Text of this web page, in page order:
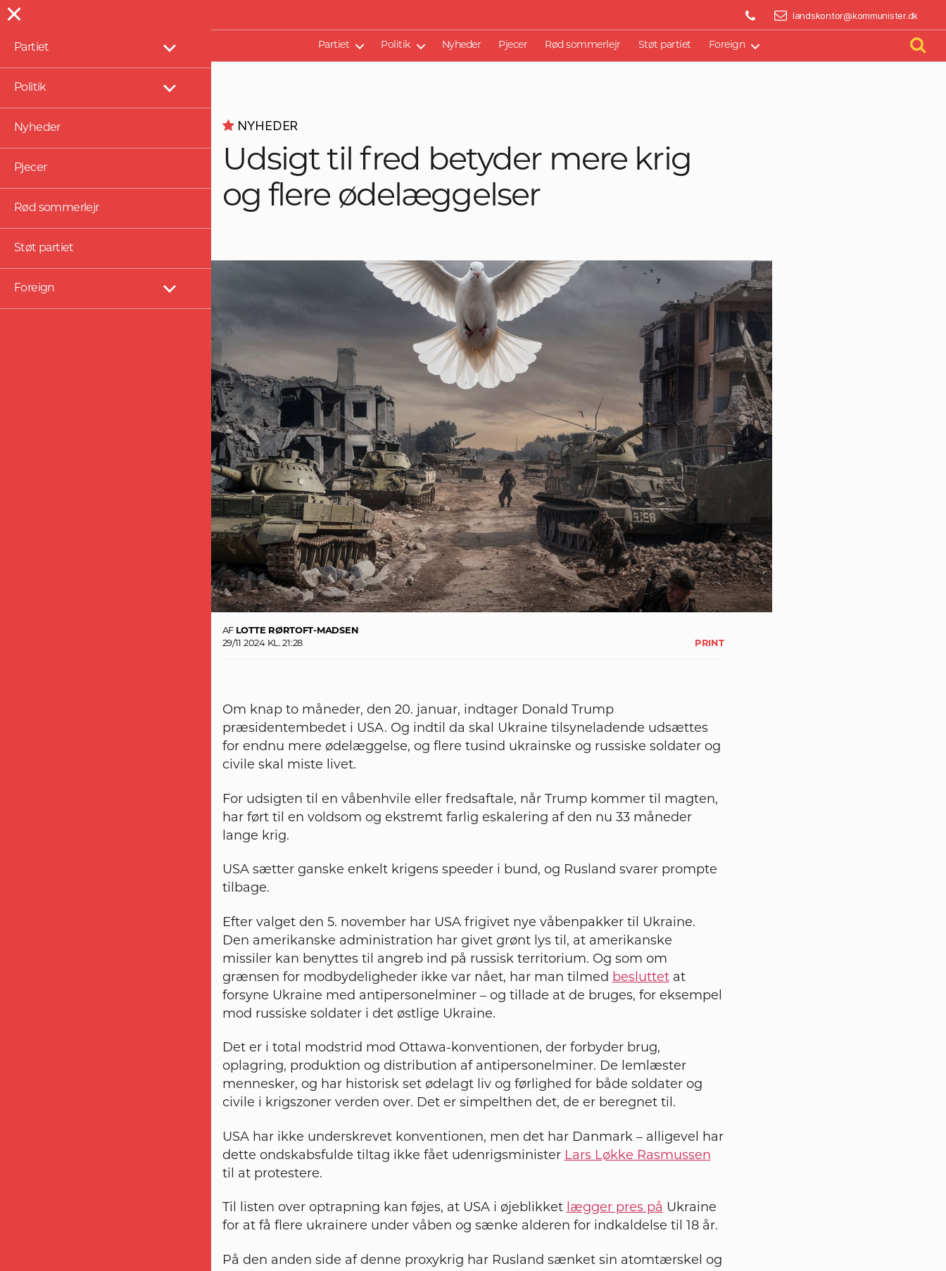
landskontor@kommunister.dk
Partiet Politik Nyheder Pjecer Rød sommerlejr Støt partiet Foreign
BLIV AKTIV
Partiet
Vis
undermenu
Politik
Vis
undermenu
Nyheder
Pjecer
Rød sommerlejr
Støt partiet
Foreign
Vis
undermenu
NYHEDER
Udsigt til fred betyder mere krig
og flere ødelæggelser
AF LOTTE RØRTOFT-MADSEN
29/11 2024 KL. 21:28
PRINT
Om knap to måneder, den 20. januar, indtager Donald Trump
præsidentembedet i USA. Og indtil da skal Ukraine tilsyneladende udsættes
for endnu mere ødelæggelse, og flere tusind ukrainske og russiske soldater og
civile skal miste livet.
For udsigten til en våbenhvile eller fredsaftale, når Trump kommer til magten,
har ført til en voldsom og ekstremt farlig eskalering af den nu 33 måneder
lange krig.
USA sætter ganske enkelt krigens speeder i bund, og Rusland svarer prompte
tilbage.
Efter valget den 5. november har USA frigivet nye våbenpakker til Ukraine.
Den amerikanske administration har givet grønt lys til, at amerikanske
missiler kan benyttes til angreb ind på russisk territorium. Og som om
grænsen for modbydeligheder ikke var nået, har man tilmed besluttetat
forsyne Ukraine med antipersonelminer – og tillade at de bruges, for eksempel
mod russiske soldater i det østlige Ukraine.
Det er i total modstrid mod Ottawa-konventionen, der forbyder brug,
oplagring, produktion og distribution af antipersonelminer. De lemlæster
mennesker, og har historisk set ødelagt liv og førlighed for både soldater og
civile i krigszoner verden over. Det er simpelthen det, de er beregnet til.
USA har ikke underskrevet konventionen, men det har Danmark – alligevel har
dette ondskabsfulde tiltag ikke fået udenrigsminister Lars Løkke Rasmussen
til at protestere.
Til listen over optrapning kan føjes, at USA i øjeblikket lægger pres på Ukraine
for at få flere ukrainere under våben og sænke alderen for indkaldelse til 18 år.
På den anden side af denne proxykrig har Rusland sænket sin atomtærskel og